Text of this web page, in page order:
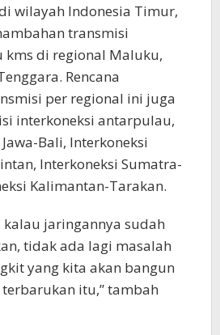
wilayah Indonesia Timur,
transmisi
kms di regional Maluku,
Rencana
per regional ini juga
interkoneksi antarpulau,
Bali, Interkoneksi
Interkoneksi Sumatra-
Kalimantan-Tarakan.
kalau jaringannya sudah
tidak ada lagi masalah
yang kita akan bangun
itu,” tambah